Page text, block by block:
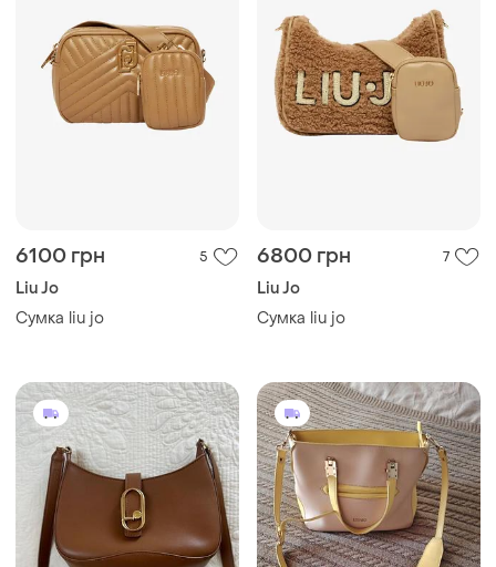
6100 грн 5
Liu Jo
Сумка liu jo
6800 грн 7
Liu Jo
Сумка liu jo